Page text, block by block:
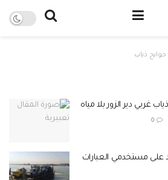
حوايج ذياب
على مستخدمي العبارات